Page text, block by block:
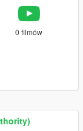
0 filmów